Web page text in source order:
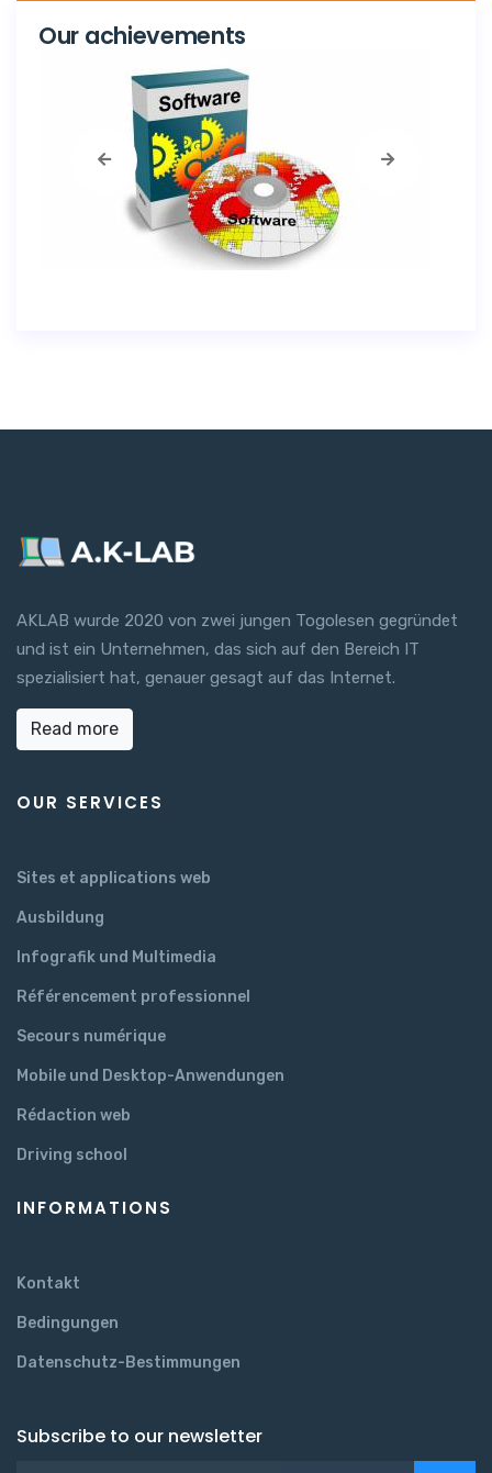
Our achievements
AKLAB wurde 2020 von zwei jungen Togolesen gegründet
und ist ein Unternehmen, das sich auf den Bereich IT
spezialisiert hat, genauer gesagt auf das Internet.
Read more
OUR SERVICES
Sites et applications web
Ausbildung
Infografik und Multimedia
Référencement professionnel
Secours numérique
Mobile und Desktop-Anwendungen
Rédaction web
Driving school
INFORMATIONS
Kontakt
Bedingungen
Datenschutz-Bestimmungen
Subscribe to our newsletter